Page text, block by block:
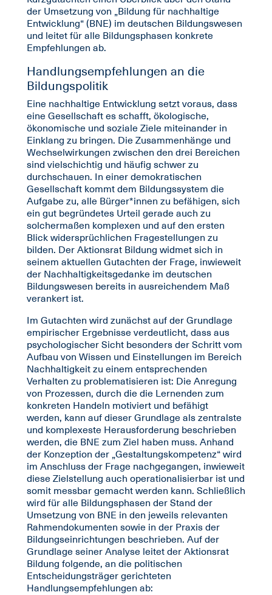
der Umsetzung von „Bildung für nachhaltige
Entwicklung“ (BNE) im deutschen Bildungswesen
und leitet für alle Bildungsphasen konkrete
Empfehlungen ab.
Handlungsempfehlungen an die
Bildungspolitik
Eine nachhaltige Entwicklung setzt voraus, dass
eine Gesellschaft es schafft, ökologische,
ökonomische und soziale Ziele miteinander in
Einklang zu bringen. Die Zusammenhänge und
Wechselwirkungen zwischen den drei Bereichen
sind vielschichtig und häufig schwer zu
durchschauen. In einer demokratischen
Gesellschaft kommt dem Bildungssystem die
Aufgabe zu, alle Bürger*innen zu befähigen, sich
ein gut begründetes Urteil gerade auch zu
solchermaßen komplexen und auf den ersten
Blick widersprüchlichen Fragestellungen zu
bilden. Der Aktionsrat Bildung widmet sich in
seinem aktuellen Gutachten der Frage, inwieweit
der Nachhaltigkeitsgedanke im deutschen
Bildungswesen bereits in ausreichendem Maß
verankert ist.
Im Gutachten wird zunächst auf der Grundlage
empirischer Ergebnisse verdeutlicht, dass aus
psychologischer Sicht besonders der Schritt vom
Aufbau von Wissen und Einstellungen im Bereich
Nachhaltigkeit zu einem entsprechenden
Verhalten zu problematisieren ist: Die Anregung
von Prozessen, durch die die Lernenden zum
konkreten Handeln motiviert und befähigt
werden, kann auf dieser Grundlage als zentralste
und komplexeste Herausforderung beschrieben
werden, die BNE zum Ziel haben muss. Anhand
der Konzeption der „Gestaltungskompetenz“ wird
im Anschluss der Frage nachgegangen, inwieweit
diese Zielstellung auch operationalisierbar ist und
somit messbar gemacht werden kann. Schließlich
wird für alle Bildungsphasen der Stand der
Umsetzung von BNE in den jeweils relevanten
Rahmendokumenten sowie in der Praxis der
Bildungseinrichtungen beschrieben. Auf der
Grundlage seiner Analyse leitet der Aktionsrat
Bildung folgende, an die politischen
Entscheidungsträger gerichteten
Handlungsempfehlungen ab: